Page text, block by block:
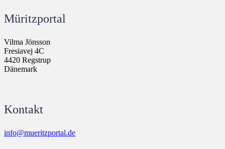
Müritzportal
Vilma Jönsson
Fresiavej 4C
4420 Regstrup
Dänemark
Kontakt
info@mueritzportal.de